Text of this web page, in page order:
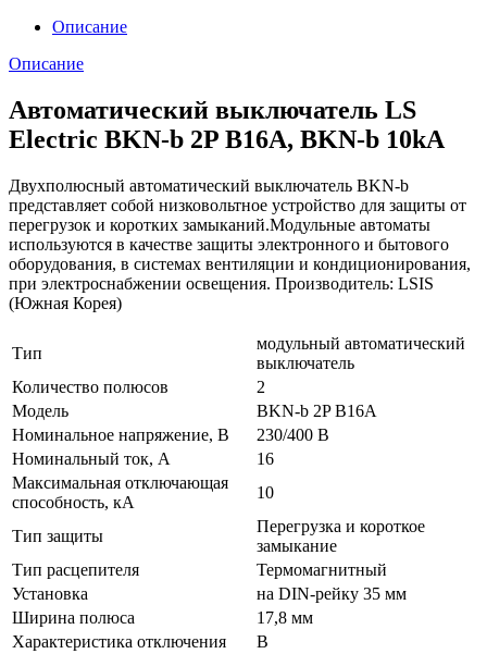
Описание
Описание
Автоматический выключатель LS
Electric BKN-b 2P B16A, BKN-b 10kA
Двухполюсный автоматический выключатель BKN-b
представляет собой низковольтное устройство для защиты от
перегрузок и коротких замыканий.Модульные автоматы
используются в качестве защиты электронного и бытового
оборудования, в системах вентиляции и кондиционирования,
при электроснабжении освещения. Производитель: LSIS
(Южная Корея)
Тип
модульный автоматический
выключатель
Количество полюсов
2
Модель
BKN-b 2P B16A
Номинальное напряжение, В
230/400 В
Номинальный ток, А
16
Максимальная отключающая
способность, кА
10
Тип защиты
Перегрузка и короткое
замыкание
Тип расцепителя
Термомагнитный
Установка
на DIN-рейку 35 мм
Ширина полюса
17,8 мм
Характеристика отключения
B